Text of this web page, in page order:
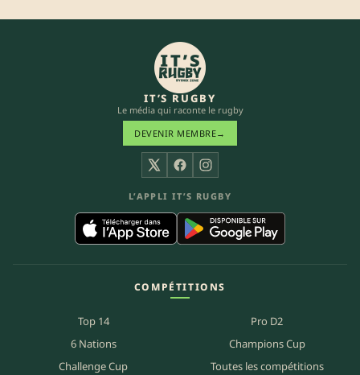
IT’S RUGBY
Le média qui raconte le rugby
DEVENIR MEMBRE→
X FacebookInstagram
L’APPLI IT’S RUGBY
COMPÉTITIONS
Top 14
Pro D2
6 Nations
Champions Cup
Challenge Cup
Toutes les compétitions